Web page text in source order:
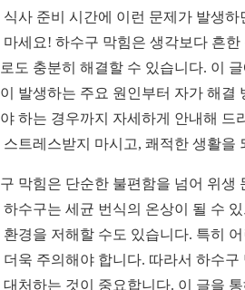
식사 준비 시간에 이런 문제가 발생
마세요! 하수구 막힘은 생각보다 흔
도 충분히 해결할 수 있습니다. 이
발생하는 주요 원인부터 자가 해결
하는 경우까지 자세하게 안내해 드
스트레스받지 마시고, 쾌적한 생활을
막힘은 단순한 불편함을 넘어 위생
하수구는 세균 번식의 온상이 될 수
환경을 저해할 수도 있습니다. 특히
더욱 주의해야 합니다. 따라서 하수
대처하는 것이 중요합니다. 이 글을